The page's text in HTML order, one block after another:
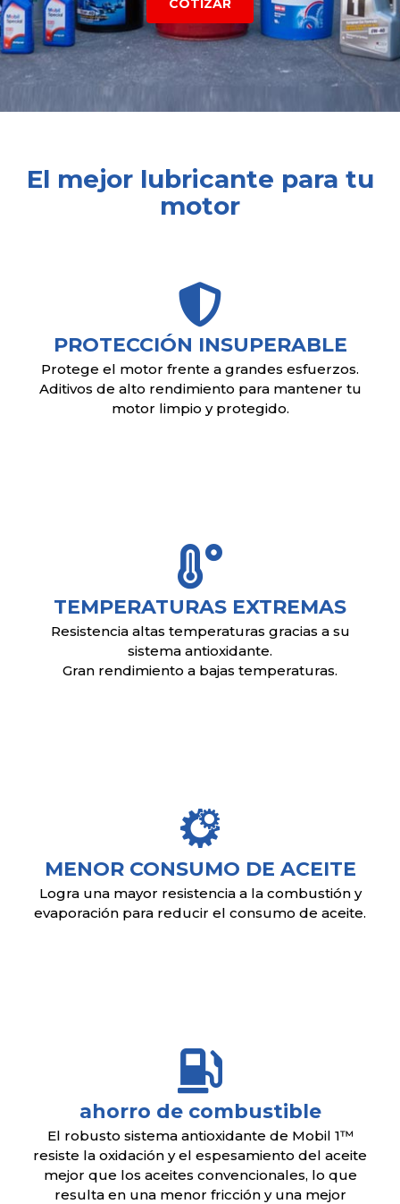
COTIZAR
El mejor lubricante para tu
motor
PROTECCIÓN INSUPERABLE
Protege el motor frente a grandes esfuerzos.
Aditivos de alto rendimiento para mantener tu
motor limpio y protegido.
TEMPERATURAS EXTREMAS
Resistencia altas temperaturas gracias a su
sistema antioxidante.
Gran rendimiento a bajas temperaturas.
MENOR CONSUMO DE ACEITE
Logra una mayor resistencia a la combustión y
evaporación para reducir el consumo de aceite.
ahorro de combustible
El robusto sistema antioxidante de Mobil 1™
resiste la oxidación y el espesamiento del aceite
mejor que los aceites convencionales, lo que
resulta en una menor fricción y una mejor